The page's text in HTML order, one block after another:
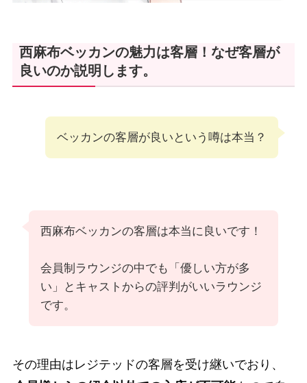
西麻布ベッカンの魅力は客層！なぜ客層が
良いのか説明します。
ベッカンの客層が良いという噂は本当？
西麻布ベッカンの客層は本当に良いです！
会員制ラウンジの中でも「優しい方が多
い」とキャストからの評判がいいラウンジ
です。
その理由はレジテッドの客層を受け継いでおり、